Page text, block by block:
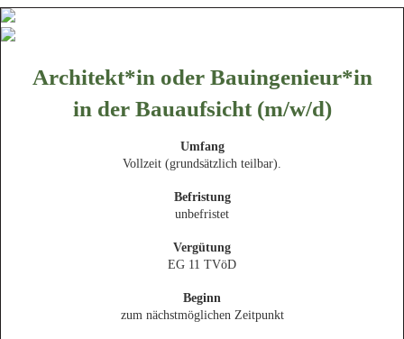
Architekt*in oder Bauingenieur*in
in der Bauaufsicht (m/w/d)
Umfang
Vollzeit (grundsätzlich teilbar).
Befristung
unbefristet
Vergütung
EG 11 TVöD
Beginn
zum nächstmöglichen Zeitpunkt